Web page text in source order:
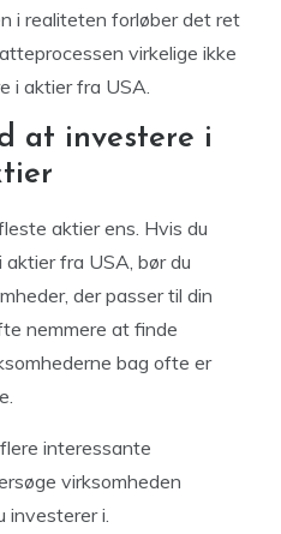
i realiteten forløber det ret
virkelige ikke
i aktier fra USA.
at investere i
aktier ens. Hvis du
fra USA, bør du
der passer til din
nemmere at finde
bag ofte er
interessante
virksomheden
investerer i.